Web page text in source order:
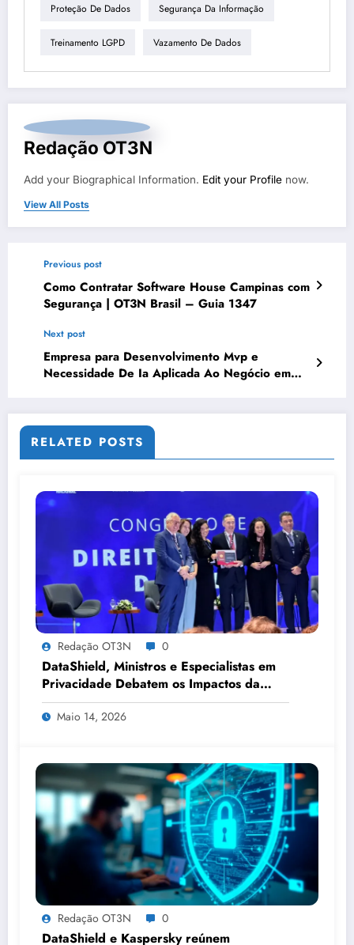
Proteção De Dados Segurança Da Informação
Treinamento LGPD Vazamento De Dados
Redação OT3N
Add your Biographical Information. Edit your Profile now.
View All Posts
Previous post
Como Contratar Software House Campinas com
Segurança | OT3N Brasil – Guia 1347
Next post
Empresa para Desenvolvimento Mvp e
Necessidade De Ia Aplicada Ao Negócio em
RELATED POSTS
Redação OT3N 0
DataShield, Ministros e Especialistas em
Privacidade Debatem os Impactos da
Tecnologia, IA e Proteção de Dados no
Congresso de Direito Digital da OAB
Maio 14, 2026
Redação OT3N 0
DataShield e Kaspersky reúnem